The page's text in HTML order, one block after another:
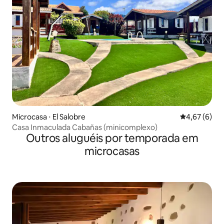
Microcasa ⋅ El Salobre 4,67 de uma
4,67 (6)
Casa Inmaculada Cabañas (minicomplexo)
Outros aluguéis por temporada em
microcasas